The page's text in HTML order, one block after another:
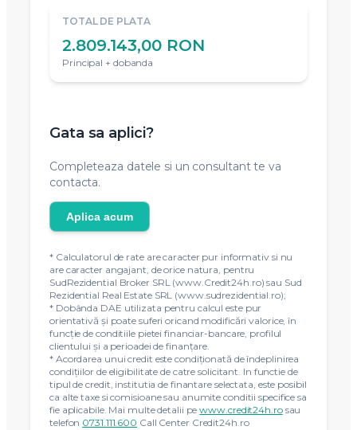
TOTAL DE PLATA
2.809.143,00 RON
Principal + dobanda
Gata sa aplici?
Completeaza datele si un consultant te va
contacta.
Aplica acum
* Calculatorul de rate are caracter pur informativ si nu
are caracter angajant, de orice natura, pentru
SudRezidential Broker SRL (www.Credit24h.ro) sau Sud
Rezidential Real Estate SRL (www.sudrezidential.ro);
* Dobânda DAE utilizata pentru calcul este pur
orientativă și poate suferi oricand modificări valorice, în
funcție de conditiile pietei financiar-bancare, profilul
clientului și a perioadei de finanțare.
* Acordarea unui credit este condiţionată de îndeplinirea
condiţiilor de eligibilitate de catre solicitant. In functie de
tipul de credit, institutia de finantare selectata, este posibil
ca alte taxe si comisioane sau anumite conditii specifice sa
fie aplicabile. Mai multe detalii pewww.credit24h.rosau
telefon 0731.111.600 Call Center Credit24h.ro